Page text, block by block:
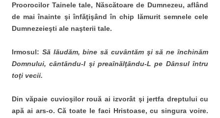
Proorocilor Tainele tale, Născătoare de Dumnezeu, aflând
de mai înainte şi înfăţişând în chip lămurit semnele cele
Dumnezeieşti ale naşterii tale.
Irmosul: Să lăudăm, bine să cuvântăm şi să ne închinăm
Domnului, cântându-I şi preaînălţându-L pe Dânsul întru
toţi vecii.
Din văpaie cuvioşilor rouă ai izvorât şi jertfa dreptului cu
apă ai ars-o. Că toate le faci Hristoase, cu singura voire.